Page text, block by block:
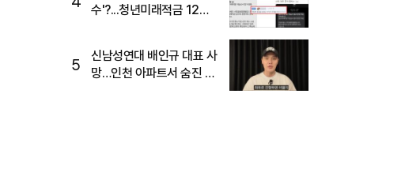
수'?...청년미래적금 12%
5
신남성연대 배인규 대표 사
망…인천 아파트서 숨진 채